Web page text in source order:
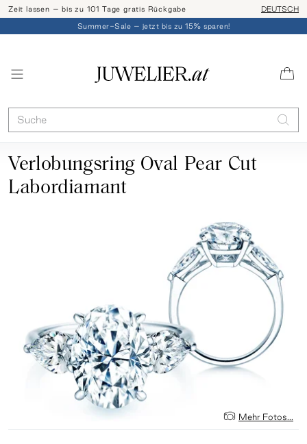
Zeit lassen – bis zu 101 Tage gratis Rückgabe Ringgröße
DEUTSCH
Summer-Sale – jetzt bis zu 15% sparen!
Verlobungsring Oval Pear Cut
Labordiamant
Mehr Fotos...